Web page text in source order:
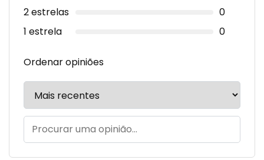
2 estrelas
0
1 estrela
0
Ordenar opiniões